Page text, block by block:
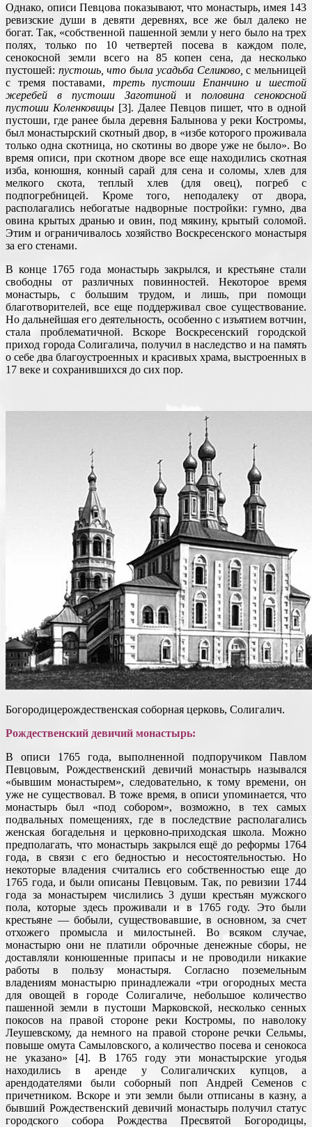
Однако, описи Певцова показывают, что монастырь, имея 143
ревизские души в девяти деревнях, все же был далеко не
богат. Так, «собственной пашенной земли у него было на трех
полях, только по 10 четвертей посева в каждом поле,
сенокосной земли всего на 85 копен сена, да несколько
пустошей: пустошь, что была усадьба Селиково, с мельницей
с тремя поставами, треть пустоши Епанчино и шестой
жеребей в пустоши Заготинойиполовина сенокосной
пустоши Коленковицы [3]. Далее Певцов пишет, что в одной
пустоши, где ранее была деревня Балынова у реки Костромы,
был монастырский скотный двор, в «избе которого проживала
только одна скотница, но скотины во дворе уже не было». Во
время описи, при скотном дворе все еще находились скотная
изба, конюшня, конный сарай для сена и соломы, хлев для
мелкого скота, теплый хлев (для овец), погреб с
подпогребницей. Кроме того, неподалеку от двора,
располагались небогатые надворные постройки: гумно, два
овина крытых дранью и овин, под мякину, крытый соломой.
Этим и ограничивалось хозяйство Воскресенского монастыря
за его стенами.
В конце 1765 года монастырь закрылся, и крестьяне стали
свободны от различных повинностей. Некоторое время
монастырь, с большим трудом, и лишь, при помощи
благотворителей, все еще поддерживал свое существование.
Но дальнейшая его деятельность, особенно с изъятием вотчин,
стала проблематичной. Вскоре Воскресенский городской
приход города Солигалича, получил в наследство и на память
о себе два благоустроенных и красивых храма, выстроенных в
17 веке и сохранившихся до сих пор.
Богородицерождественская соборная церковь, Солигалич.
Рождественский девичий монастырь:
В описи 1765 года, выполненной подпоручиком Павлом
Певцовым, Рождественский девичий монастырь назывался
«бывшим монастырем», следовательно, к тому времени, он
уже не существовал. В тоже время, в описи упоминается, что
монастырь был «под собором», возможно, в тех самых
подвальных помещениях, где в последствие располагались
женская богадельня и церковно-приходская школа. Можно
предполагать, что монастырь закрылся ещё до реформы 1764
года, в связи с его бедностью и несостоятельностью. Но
некоторые владения считались его собственностью еще до
1765 года, и были описаны Певцовым. Так, по ревизии 1744
года за монастырем числились 3 души крестьян мужского
пола, которые здесь проживали и в 1765 году. Это были
крестьяне — бобыли, существовавшие, в основном, за счет
отхожего промысла и милостыней. Во всяком случае,
монастырю они не платили оброчные денежные сборы, не
доставляли конюшенные припасы и не проводили никакие
работы в пользу монастыря. Согласно поземельным
владениям монастырю принадлежали «три огородных места
для овощей в городе Солигаличе, небольшое количество
пашенной земли в пустоши Марковской, несколько сенных
покосов на правой стороне реки Костромы, по наволоку
Леушевскому, да немного на правой стороне речки Сельмы,
повыше омута Самыловского, а количество посева и сенокоса
не указано» [4]. В 1765 году эти монастырские угодья
находились в аренде у Солигаличских купцов, а
арендодателями были соборный поп Андрей Семенов с
причетником. Вскоре и эти земли были отписаны в казну, а
бывший Рождественский девичий монастырь получил статус
городского собора Рождества Пресвятой Богородицы,